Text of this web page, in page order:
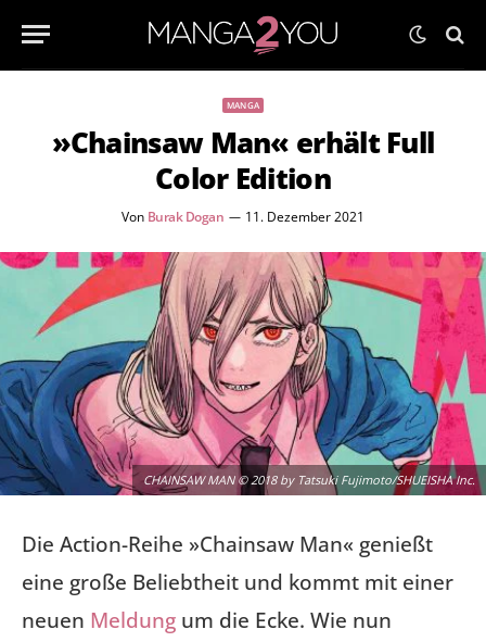
MANGA
»Chainsaw Man« erhält Full
Color Edition
Von Burak Dogan 11. Dezember 2021
CHAINSAW MAN © 2018 by Tatsuki Fujimoto/SHUEISHA Inc.
Die Action-Reihe »Chainsaw Man« genießt
eine große Beliebtheit und kommt mit einer
neuen Meldung um die Ecke. Wie nun